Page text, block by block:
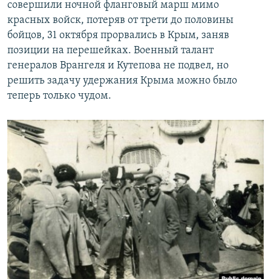
совершили ночной фланговый марш мимо
красных войск, потеряв от трети до половины
бойцов, 31 октября прорвались в Крым, заняв
позиции на перешейках. Военный талант
генералов Врангеля и Кутепова не подвел, но
решить задачу удержания Крыма можно было
теперь только чудом.